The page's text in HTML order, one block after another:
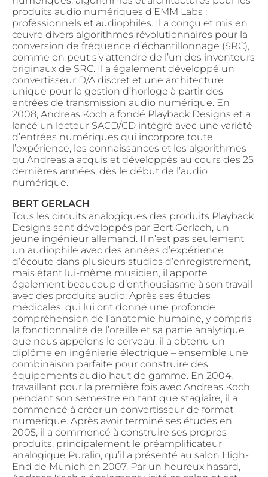
produits audio numériques d’EMM Labs ;
professionnels et audiophiles. Il a conçu et mis en
œuvre divers algorithmes révolutionnaires pour la
conversion de fréquence d’échantillonnage (SRC),
comme on peut s’y attendre de l’un des inventeurs
originaux de SRC. Il a également développé un
convertisseur D/A discret et une architecture
unique pour la gestion d’horloge à partir des
entrées de transmission audio numérique. En
2008, Andreas Koch a fondé Playback Designs et a
lancé un lecteur SACD/CD intégré avec une variété
d’entrées numériques qui incorpore toute
l’expérience, les connaissances et les algorithmes
qu’Andreas a acquis et développés au cours des 25
dernières années, dès le début de l’audio
numérique.
BERT GERLACH
Tous les circuits analogiques des produits Playback
Designs sont développés par Bert Gerlach, un
jeune ingénieur allemand. Il n’est pas seulement
un audiophile avec des années d’expérience
d’écoute dans plusieurs studios d’enregistrement,
mais étant lui-même musicien, il apporte
également beaucoup d’enthousiasme à son travail
avec des produits audio. Après ses études
médicales, qui lui ont donné une profonde
compréhension de l’anatomie humaine, y compris
la fonctionnalité de l’oreille et sa partie analytique
que nous appelons le cerveau, il a obtenu un
diplôme en ingénierie électrique – ensemble une
combinaison parfaite pour construire des
équipements audio haut de gamme. En 2004,
travaillant pour la première fois avec Andreas Koch
pendant son semestre en tant que stagiaire, il a
commencé à créer un convertisseur de format
numérique. Après avoir terminé ses études en
2005, il a commencé à construire ses propres
produits, principalement le préamplificateur
analogique Puralio, qu’il a présenté au salon High-
End de Munich en 2007. Par un heureux hasard,